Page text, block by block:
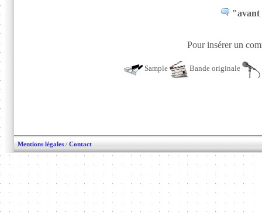
"avant
Pour insérer un
Sample Bande originale
Mentions légales / Contact